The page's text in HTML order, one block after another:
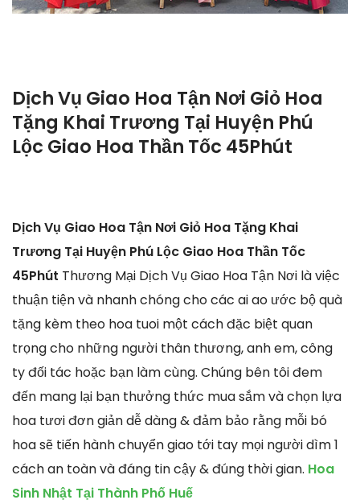
Dịch Vụ Giao Hoa Tận Nơi Giỏ Hoa
Tặng Khai Trương Tại Huyện Phú
Lộc Giao Hoa Thần Tốc 45Phút
Dịch Vụ Giao Hoa Tận Nơi Giỏ Hoa Tặng Khai
Trương Tại Huyện Phú Lộc Giao Hoa Thần Tốc
45Phút Thương Mại Dịch Vụ Giao Hoa Tận Nơi là việc
thuận tiện và nhanh chóng cho các ai ao ước bộ quà
tặng kèm theo hoa tuoi một cách đặc biệt quan
trọng cho những người thân thương, anh em, công
ty đối tác hoặc bạn làm cùng. Chúng bên tôi đem
đến mang lại bạn thưởng thức mua sắm và chọn lựa
hoa tươi đơn giản dễ dàng & đảm bảo rằng mỗi bó
hoa sẽ tiến hành chuyển giao tới tay mọi người dìm 1
cách an toàn và đáng tin cậy & đúng thời gian. Hoa
Sinh Nhật Tại Thành Phố Huế